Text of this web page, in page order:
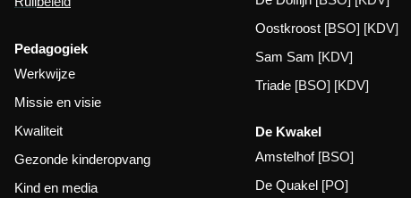
Pedagogiek
Werkwijze
Missie en visie
Kwaliteit
Gezonde kinderopvang
Kind en media
Oostkroost[BSO] [KDV]
Sam Sam [KDV]
Triade[BSO] [KDV]
De Kwakel
Amstelhof[BSO]
De Quakel[PO]